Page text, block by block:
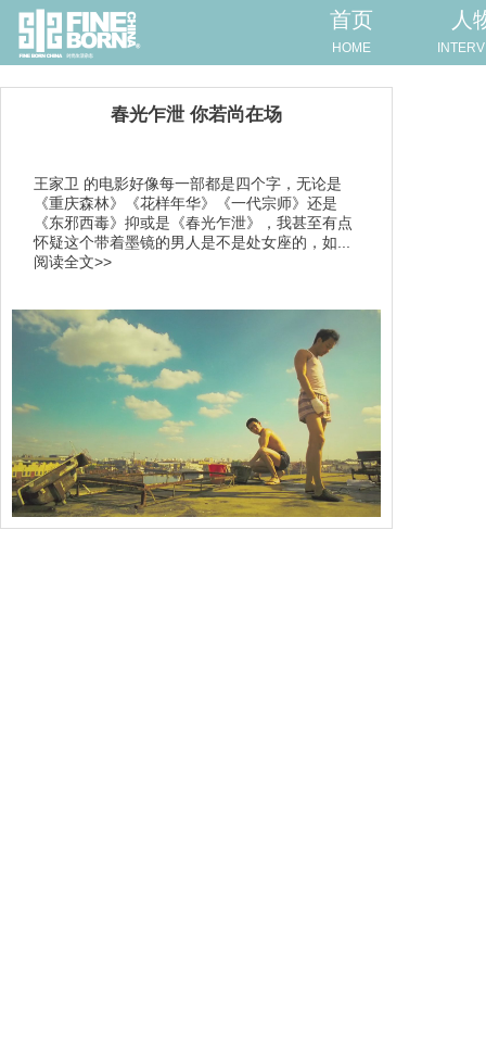
首页
HOME
人
春光乍泄 你若尚在场
王家卫 的电影好像每一部都是四个字，无论是
《重庆森林》《花样年华》《一代宗师》还是
《东邪西毒》抑或是《春光乍泄》，我甚至有点
怀疑这个带着墨镜的男人是不是处女座的，如...
阅读全文>>